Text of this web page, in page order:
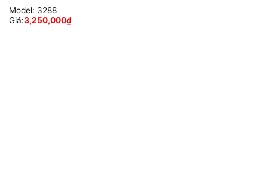
Model: 3288
Giá:3,250,000₫